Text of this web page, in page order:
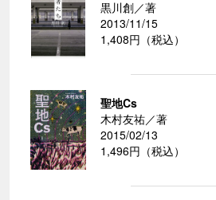
黒川創／著
2013/11/15
1,408円（税込）
聖地Cs
木村友祐／著
2015/02/13
1,496円（税込）